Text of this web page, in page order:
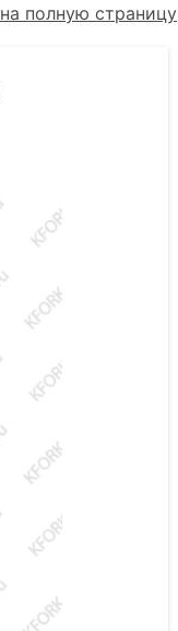
полную страницу